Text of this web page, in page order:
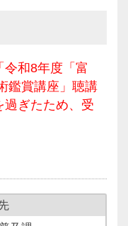
和8年度「富
鑑賞講座」聴講
過ぎたため、受